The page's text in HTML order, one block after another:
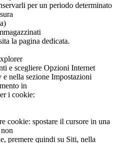
per un periodo determinato
la pagina dedicata.
e scegliere Opzioni Internet
nella sezione Impostazioni
in
i cookie:
cookie: spostare il cursore in una
premere quindi su Siti, nella